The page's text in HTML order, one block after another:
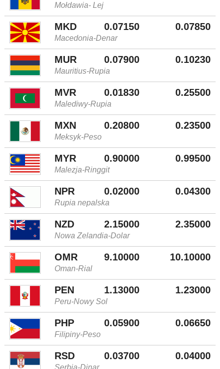
Mołdawia- Lej
MKD 0.07150 0.07850
Macedonia-Denar
MUR 0.07900 0.10230
Mauritius-Rupia
MVR 0.01830 0.25500
Malediwy-Rupia
MXN 0.20800 0.23500
Meksyk-Peso
MYR 0.90000 0.99500
Malezja-Ringgit
NPR 0.02000 0.04300
Rupia nepalska
NZD 2.15000 2.35000
Nowa Zelandia-Dolar
OMR 9.10000 10.10000
Oman-Rial
PEN 1.13000 1.23000
Peru-Nowy Sol
PHP 0.05900 0.06650
Filipiny-Peso
RSD 0.03700 0.04000
Serbia-Dinar